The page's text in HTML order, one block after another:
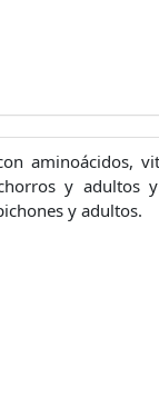
aminoácidos,
y adultos
y adultos.